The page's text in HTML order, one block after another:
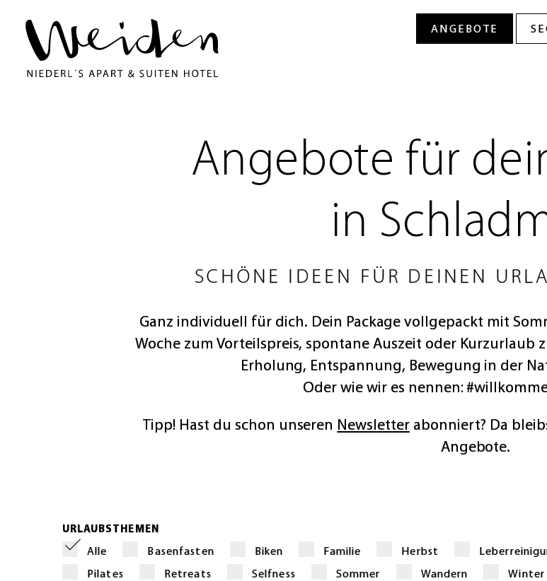
Angebote für
in
SCHÖNE IDEEN FÜR DEINEN
Ganz individuell für dich. Dein Package vollgepackt mit
Woche zum Vorteilspreis, spontane Auszeit oder
Erholung, Entspannung, Bewegung in der
Oder wie wir es nennen:
Tipp! Hast du schon unseren Newsletterabonniert? Da
Angebote.
URLAUBSTHEMEN
Alle
Basenfasten Biken Familie Herbst
Pilates
Retreats Selfness Sommer Wandern
Winter